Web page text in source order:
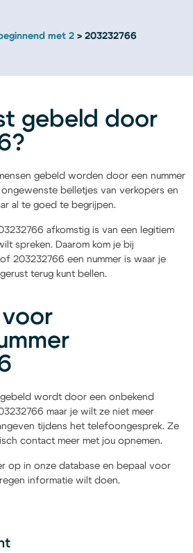
met 2 203232766
gebeld door
gebeld worden door een nummer
belletjes van verkopers en
al te goed te begrijpen.
afkomstig is van een legitiem
spreken. Daarom kom je bij
203232766 een nummer is waar je
terug kunt bellen.
gebeld wordt door een onbekend
maar je wilt ze niet meer
tijdens het telefoongesprek. Ze
contact meer met jou opnemen.
op in onze database en bepaal voor
informatie wilt doen.